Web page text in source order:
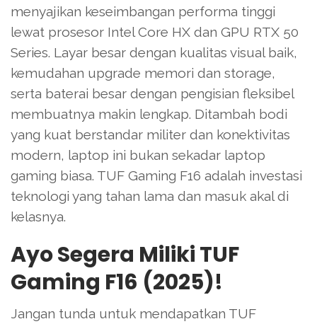
menyajikan keseimbangan performa tinggi
lewat prosesor Intel Core HX dan GPU RTX 50
Series. Layar besar dengan kualitas visual baik,
kemudahan upgrade memori dan storage,
serta baterai besar dengan pengisian fleksibel
membuatnya makin lengkap. Ditambah bodi
yang kuat berstandar militer dan konektivitas
modern, laptop ini bukan sekadar laptop
gaming biasa. TUF Gaming F16 adalah investasi
teknologi yang tahan lama dan masuk akal di
kelasnya.
Ayo Segera Miliki TUF
Gaming F16 (2025)!
Jangan tunda untuk mendapatkan TUF